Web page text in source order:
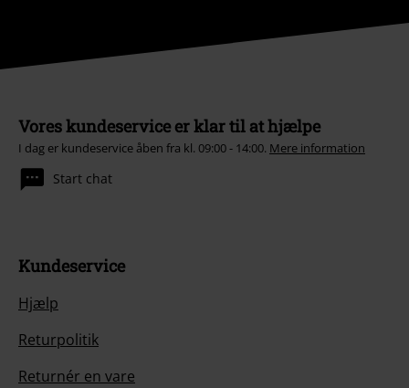
Vores kundeservice er klar til at hjælpe
I dag er kundeservice åben fra kl. 09:00 - 14:00. Mere information
Start chat
Kundeservice
Hjælp
Returpolitik
Returnér en vare